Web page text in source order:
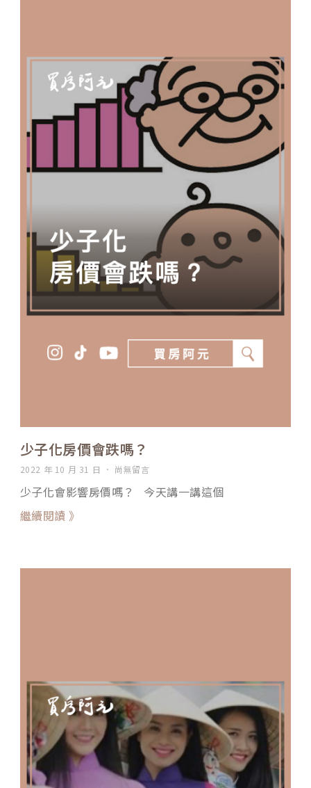
少子化房價會跌嗎？
2022 年 10 月 31 日 尚無留言
少子化會影響房價嗎？ 今天講一講這個
繼續閱讀 》